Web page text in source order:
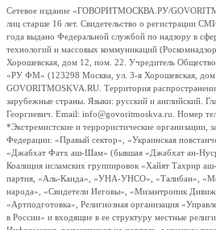
Сетевое издание «ГОВОРИТМОСКВА.РУ/
лиц старше 16 лет. Свидетельство о регистрации
года выдано Федеральной службой по надзору в
технологий и массовых коммуникаций
Хорошевская, дом 12, пом. 22. Учредитель Общество
«РУ ФМ» (123298 Москва, ул. 3-я Хорошевская,
GOVORITMOSKVA.RU. Территория
зарубежные страны. Языки: русский и английский.
Георгиевич. Email: info@govoritmoskva.ru. Номер
*Экстремистские и террористические организации,
Федерации: «Правый сектор», «Украинская
«Джабхат Фатх аш-Шам» (бывшая «Джабхат ан-
Коалиция исламских группировок «Хайят Тахрир
партия, «Аль-Каида», «УНА-УНСО», «Талибан»,
народа», «Свидетели Иеговы», «Мизантропик
«Артподготовка», Религиозная организация
в России» и входящие в ее структуру местные